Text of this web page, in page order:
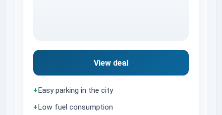
View deal
+ Easy parking in the city
+ Low fuel consumption